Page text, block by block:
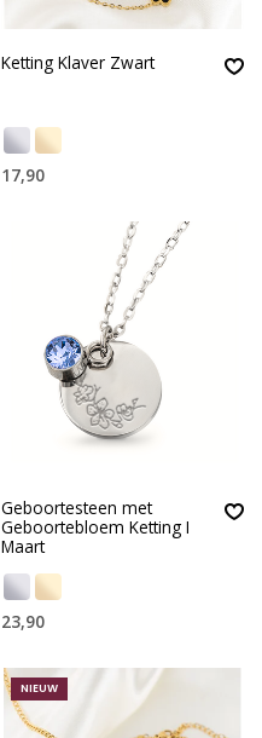
Ketting Klaver Zwart
17,90
Geboortesteen met
Geboortebloem Ketting I
Maart
23,90
NIEUW